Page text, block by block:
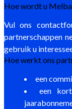
Hoe wordt u
Vul ons
partnerschappen
gebruik u
Hoe werkt ons
een
een